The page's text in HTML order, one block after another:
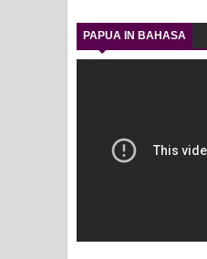
PAPUA IN BAHASA